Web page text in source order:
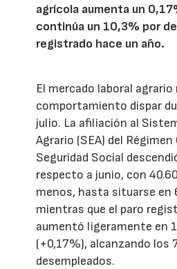
agrícola aumenta un
continúa un 10,3% por
registrado hace un año.
El mercado laboral
comportamiento dispar
julio. La afiliación al
Agrario (SEA) del Régimen
Seguridad Social
respecto a junio, con
menos, hasta situarse en
mientras que el paro
aumentó ligeramente en
(+0,17%), alcanzando los
desempleados.